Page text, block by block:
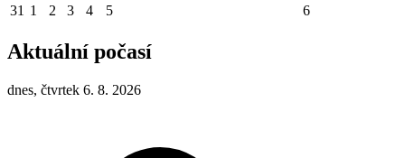
31 1 2 3 4 5 6
Aktuální počasí
dnes, čtvrtek 6. 8. 2026